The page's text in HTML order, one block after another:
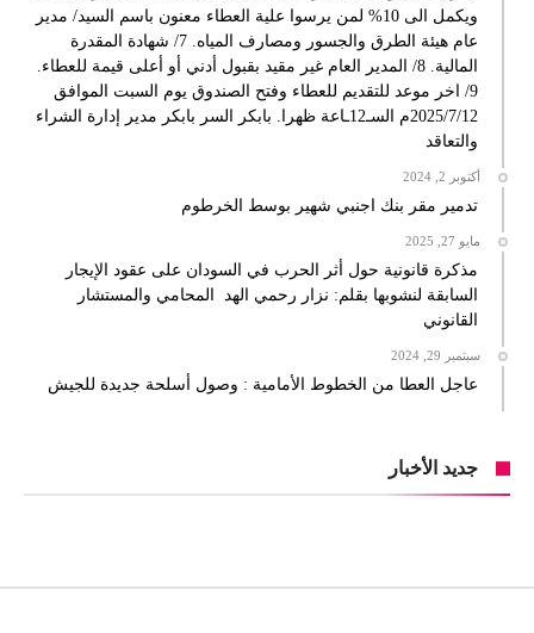
ويكمل الى 10% لمن يرسوا علية العطاء معنون باسم السيد/ مدير
عام هيئة الطرق والجسور ومصارف المياه. 7/ شهادة المقدرة
المالية. 8/ المدير العام غير مقيد بقبول أدني أو أعلى قيمة للعطاء.
9/ اخر موعد للتقديم للعطاء وفتح الصندوق يوم السبت الموافق
2025/7/12م السـ12ـاعة ظهرا. بابكر السر بابكر مدير إدارة الشراء
والتعاقد
أكتوبر 2, 2024
تدمير مقر بنك اجنبي شهير بوسط الخرطوم
مايو 27, 2025
مذكرة قانونية حول أثر الحرب في السودان على عقود الإيجار
السابقة لنشوبها بقلم: نزار رحمي الهد المحامي والمستشار
القانوني
سبتمبر 29, 2024
عاجل العطا من الخطوط الأمامية : وصول أسلحة جديدة للجيش
جديد الأخبار